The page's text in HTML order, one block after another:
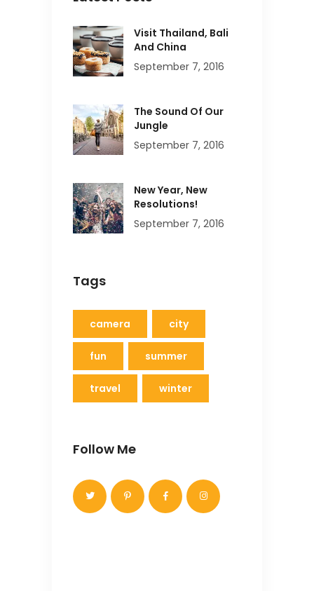
Visit Thailand, Bali
And China
September 7, 2016
The Sound Of Our
Jungle
September 7, 2016
New Year, New
Resolutions!
September 7, 2016
Tags
camera city
fun summer
travel winter
Follow Me